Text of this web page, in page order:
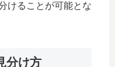
けることが可能とな
分け方